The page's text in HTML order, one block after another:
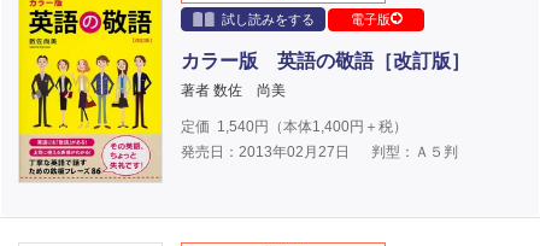
試し読みをする
電子版
カラー版 英語の敬語［改訂版］
著者 数佐 尚美
定価 1,540円（本体1,400円＋税）
発売日：2013年02月27日
判型：Ａ５判